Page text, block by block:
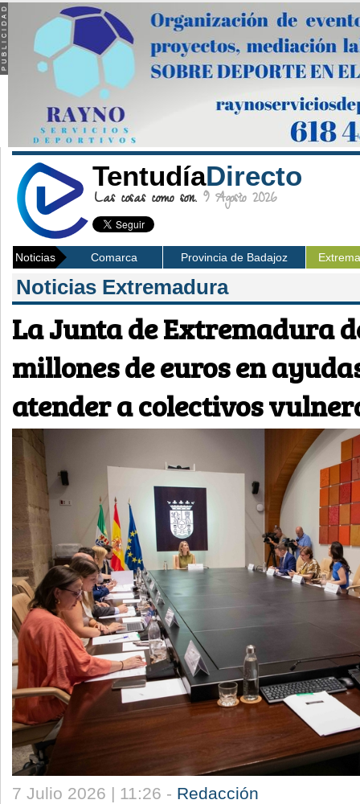
TentudíaDirecto
Las cosas como son. 9 Agosto 2026
Noticias Comarca Provincia de Badajoz
Noticias Extremadura
La Junta de Extremadura
millones de euros en
atender a colectivos
7 Julio 2026 | 11:26 - Redacción